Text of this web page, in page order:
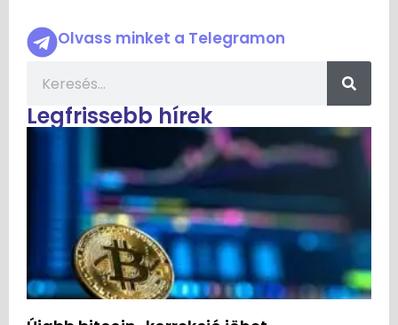
Olvass minket a Telegramon
Legfrissebb hírek